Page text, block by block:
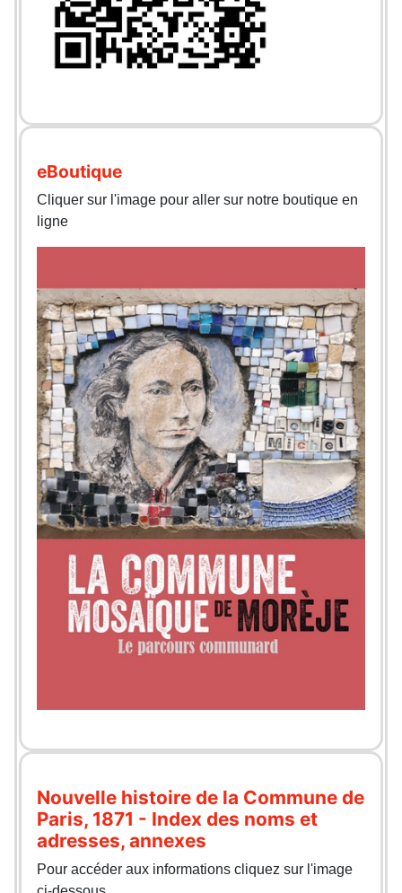
eBoutique
Cliquer sur l'image pour aller sur notre boutique en
ligne
Nouvelle histoire de la Commune de
Paris, 1871 - Index des noms et
adresses, annexes
Pour accéder aux informations cliquez sur l'image